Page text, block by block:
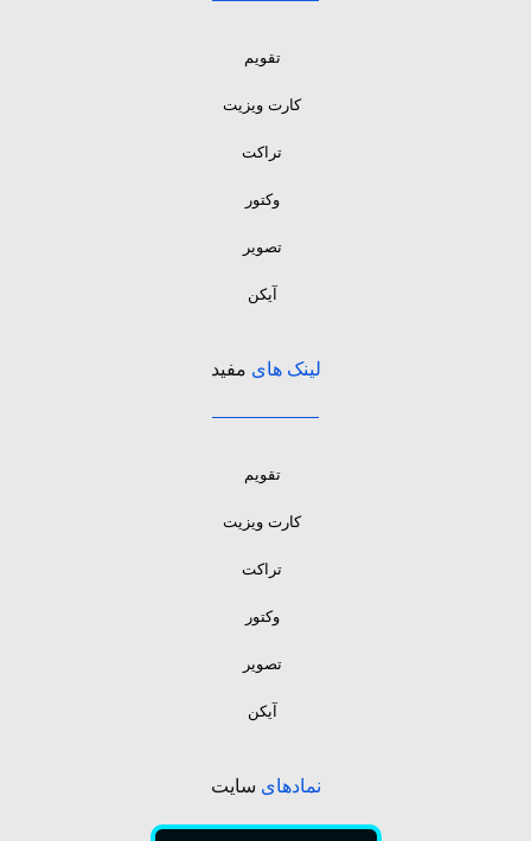
تقویم
کارت ویزیت
تراکت
وکتور
تصویر
آیکن
لینک های مفید
تقویم
کارت ویزیت
تراکت
وکتور
تصویر
آیکن
نمادهای سایت